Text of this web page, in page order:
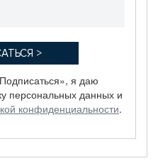
я даю
персональных данных и
конфиденциальности.